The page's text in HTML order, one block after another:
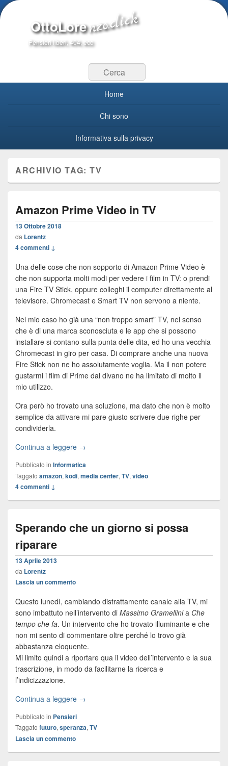
OttoLore
Pensieri liberi, 404, ecc
Cerca
Home
Chi sono
Informativa sulla privacy
ARCHIVIO TAG:TV
Amazon Prime Video in TV
13 Ottobre 2018
da Lorentz
4 commenti ↓
Una delle cose che non sopporto di Amazon Prime Video è
che non supporta molti modi per vedere i film in TV: o prendi
una Fire TV Stick, oppure colleghi il computer direttamente al
televisore. Chromecast e Smart TV non servono a niente.
Nel mio caso ho già una “non troppo smart” TV, nel senso
che è di una marca sconosciuta e le app che si possono
installare si contano sulla punta delle dita, ed ho una vecchia
Chromecast in giro per casa. Di comprare anche una nuova
Fire Stick non ne ho assolutamente voglia. Ma il non potere
gustarmi i film di Prime dal divano ne ha limitato di molto il
mio utilizzo.
Ora però ho trovato una soluzione, ma dato che non è molto
semplice da attivare mi pare giusto scrivere due righe per
condividerla.
Continua a leggere →
Pubblicato in Informatica
Taggato amazon, kodi, media center, TV, video
4 commenti ↓
Sperando che un giorno si possa
riparare
13 Aprile 2013
da Lorentz
Lascia un commento
Questo lunedì, cambiando distrattamente canale alla TV, mi
sono imbattuto nell’intervento di Massimo Gramellinia Che
tempo che fa. Un intervento che ho trovato illuminante e che
non mi sento di commentare oltre perché lo trovo già
abbastanza eloquente.
Mi limito quindi a riportare qua il video dell’intervento e la sua
trascrizione, in modo da facilitarne la ricerca e
l’indicizzazione.
Continua a leggere →
Pubblicato in Pensieri
Taggato futuro,speranza,TV
Lascia un commento